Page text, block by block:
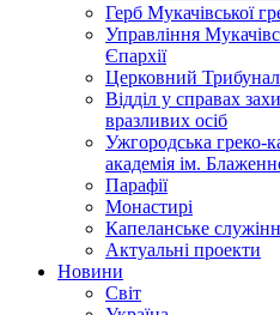
Герб Мукачівської
Управління
Єпархії
Церковний Трибунал
Відділ у справах
вразливих осіб
Ужгородська греко-
академія ім.
Парафії
Монастирі
Капеланське
Актуальні проекти
Новини
Світ